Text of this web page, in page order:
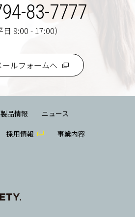
83-7777
日 9:00 - 17:00）
ールフォームへ
製品情報 ニュース
採用情報 事業内容